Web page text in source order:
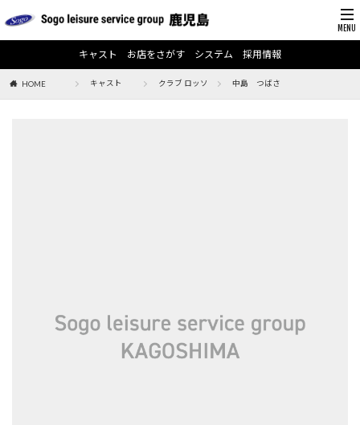
キャスト お店をさがす システム 採用情報
HOME キャスト クラブ ロッソ 中島 つばさ